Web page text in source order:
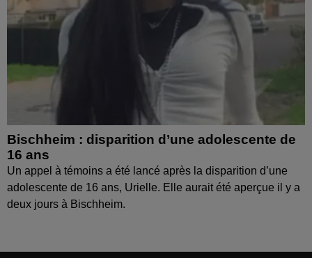
Bischheim : disparition d’une adolescente de
16 ans
Un appel à témoins a été lancé après la disparition d’une
adolescente de 16 ans, Urielle. Elle aurait été aperçue il y a
deux jours à Bischheim.